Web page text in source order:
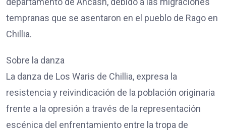
tempranas que se asentaron en el pueblo de Rago en
Chillia.
Sobre la danza
La danza de Los Waris de Chillia, expresa la
resistencia y reivindicación de la población originaria
frente a la opresión a través de la representación
escénica del enfrentamiento entre la tropa de